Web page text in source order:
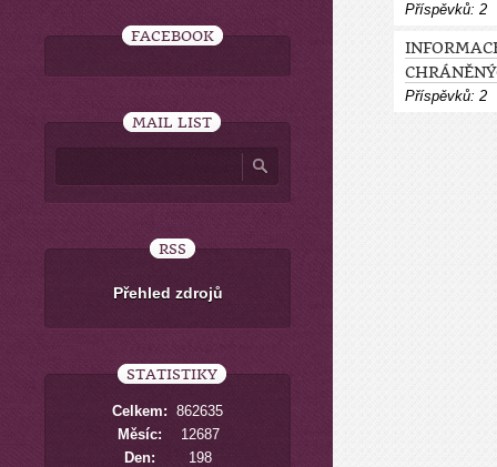
Příspěvků: 2
Příspěvků: 2
FACEBOOK
MAIL LIST
RSS
Přehled zdrojů
STATISTIKY
Celkem: 862635
Měsíc:
12687
Den:
198